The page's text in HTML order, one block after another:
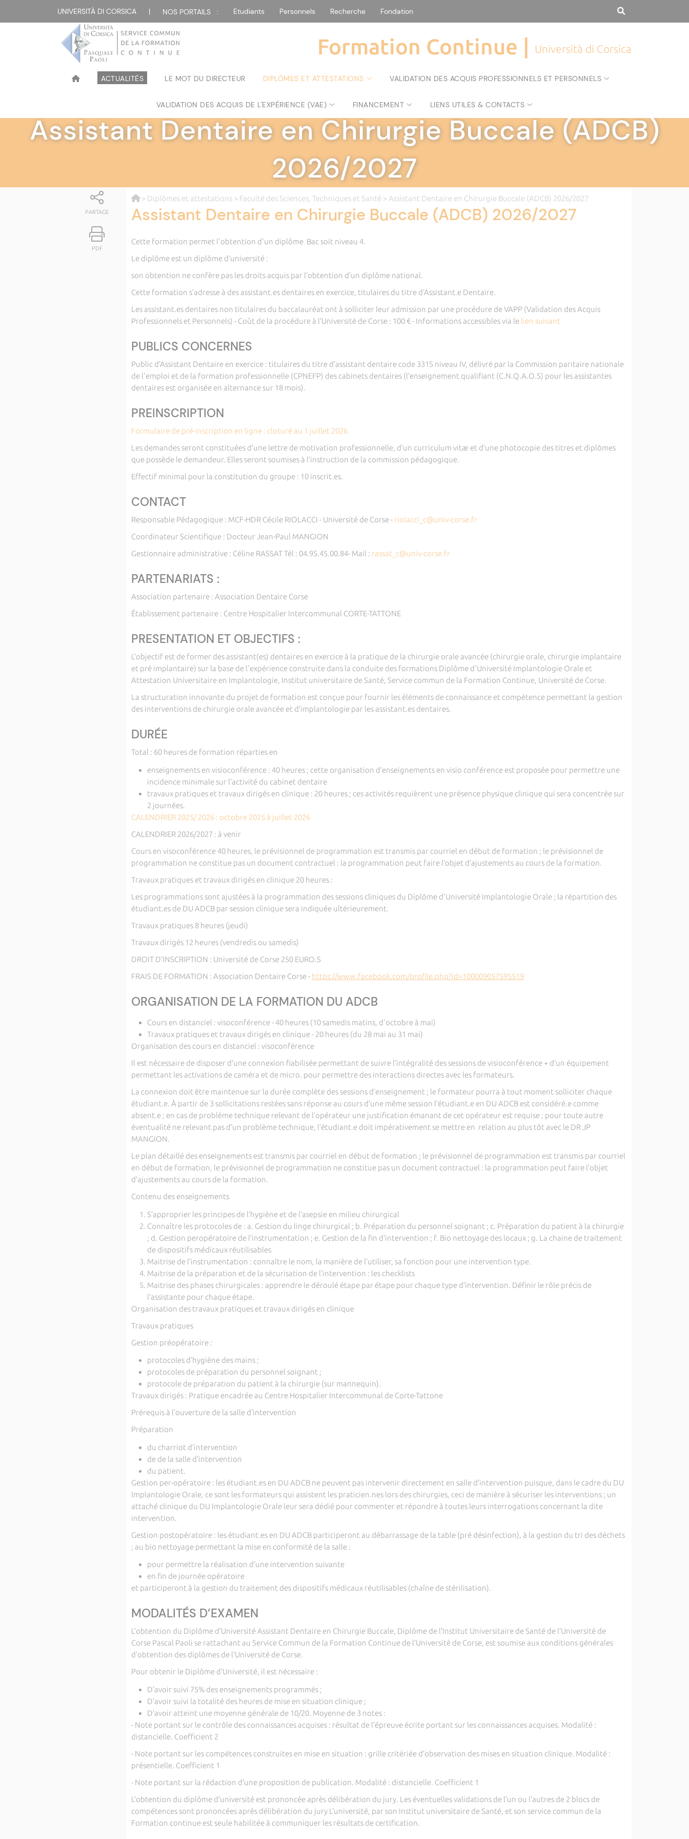
UNIVERSITÀ DI CORSICA | NOS PORTAILS : Etudiants Personnels Recherche Fondation
Formation Continue | Università di Corsica
ACTUALITÉS LE MOT DU DIRECTEUR DIPLÔMES ET ATTESTATIONS VALIDATION DES ACQUIS PROFESSIONNELS ET PERSONNELS
VALIDATION DES ACQUIS DE L'EXPÉRIENCE (VAE) FINANCEMENT LIENS UTILES & CONTACTS
FORMATION CONTINUE|
Assistant Dentaire en Chirurgie Buccale (ADCB)
2026/2027
PARTAGE
PDF
> Diplômes et attestations > Faculté des Sciences, Techniques et Santé > Assistant Dentaire en Chirurgie Buccale (ADCB) 2026/2027
Assistant Dentaire en Chirurgie Buccale (ADCB) 2026/2027
Cette formation permet l'obtention d'un diplôme Bac soit niveau 4.
Le diplôme est un diplôme d’université :
son obtention ne confère pas les droits acquis par l’obtention d’un diplôme national.
Cette formation s’adresse à des assistant.es dentaires en exercice, titulaires du titre d’Assistant.e Dentaire.
Les assistant.es dentaires non titulaires du baccalauréat ont à solliciter leur admission par une procédure de VAPP (Validation des Acquis
Professionnels et Personnels) - Coût de la procédure à l’Université de Corse : 100 € - Informations accessibles via le lien suivant
PUBLICS CONCERNES
Public d’Assistant Dentaire en exercice : titulaires du titre d’assistant dentaire code 331S niveau IV, délivré par la Commission paritaire nationale
de l'emploi et de la formation professionnelle (CPNEFP) des cabinets dentaires (l’enseignement qualifiant (C.N.Q.A.O.S) pour les assistantes
dentaires est organisée en alternance sur 18 mois).
PREINSCRIPTION
Formulaire de pré-inscription en ligne : cloturé au 1 juillet 2026
Les demandes seront constituées d’une lettre de motivation professionnelle, d’un curriculum vitæ et d’une photocopie des titres et diplômes
que possède le demandeur. Elles seront soumises à l’instruction de la commission pédagogique.
Effectif minimal pour la constitution du groupe : 10 inscrit.es.
CONTACT
Responsable Pédagogique : MCF-HDR Cécile RIOLACCI - Université de Corse - riolacci_c@univ-corse.fr
Coordinateur Scientifique : Docteur Jean-Paul MANGION
Gestionnaire administrative : Céline RASSAT Tél : 04.95.45.00.84- Mail : rassat_c@univ-corse.fr
PARTENARIATS :
Association partenaire : Association Dentaire Corse
Établissement partenaire : Centre Hospitalier Intercommunal CORTE-TATTONE
PRESENTATION ET OBJECTIFS :
L’objectif est de former des assistant(es) dentaires en exercice à la pratique de la chirurgie orale avancée (chirurgie orale, chirurgie implantaire
et pré implantaire) sur la base de l'expérience construite dans la conduite des formations Diplôme d'Université Implantologie Orale et
Attestation Universitaire en Implantologie, Institut universitaire de Santé, Service commun de la Formation Continue, Université de Corse.
La structuration innovante du projet de formation est conçue pour fournir les éléments de connaissance et compétence permettant la gestion
des interventions de chirurgie orale avancée et d’implantologie par les assistant.es dentaires.
DURÉE
Total : 60 heures de formation réparties en
enseignements en visioconférence : 40 heures ; cette organisation d’enseignements en visio conférence est proposée pour permettre une
incidence minimale sur l’activité du cabinet dentaire
travaux pratiques et travaux dirigés en clinique : 20 heures ; ces activités requièrent une présence physique clinique qui sera concentrée sur
2 journées.
CALENDRIER 2025/ 2026 : octobre 2025 à juillet 2026
CALENDRIER 2026/2027 : à venir
Cours en visoconférence 40 heures, le prévisionnel de programmation est transmis par courriel en début de formation ; le prévisionnel de
programmation ne constitue pas un document contractuel : la programmation peut faire l’objet d’ajustements au cours de la formation.
Travaux pratiques et travaux dirigés en clinique 20 heures :
Les programmations sont ajustées à la programmation des sessions cliniques du Diplôme d'Université Implantologie Orale ; la répartition des
étudiant.es de DU ADCB par session clinique sera indiquée ultérieurement.
Travaux pratiques 8 heures (jeudi)
Travaux dirigés 12 heures (vendredis ou samedis)
DROIT D’INSCRIPTION : Université de Corse 250 EURO.S
FRAIS DE FORMATION : Association Dentaire Corse - https://www.facebook.com/profile.php?id=100009057595519
ORGANISATION DE LA FORMATION DU ADCB
Cours en distanciel : visoconférence - 40 heures (10 samedis matins, d'octobre à mai)
Travaux pratiques et travaux dirigés en clinique - 20 heures (du 28 mai au 31 mai)
Organisation des cours en distanciel : visoconférence
Il est nécessaire de disposer d’une connexion fiabilisée permettant de suivre l’intégralité des sessions de visioconférence + d’un équipement
permettant les activations de caméra et de micro. pour permettre des interactions directes avec les formateurs.
La connexion doit être maintenue sur la durée complète des sessions d’enseignement ; le formateur pourra à tout moment solliciter chaque
étudiant.e. À partir de 3 sollicitations restées sans réponse au cours d’une même session l’étudiant.e en DU ADCB est considéré.e comme
absent.e ; en cas de problème technique relevant de l’opérateur une justification émanant de cet opérateur est requise ; pour toute autre
éventualité ne relevant pas d’un problème technique, l’étudiant.e doit impérativement se mettre en relation au plus tôt avec le DR JP
MANGION.
Le plan détaillé des enseignements est transmis par courriel en début de formation ; le prévisionnel de programmation est transmis par courriel
en début de formation, le prévisionnel de programmation ne constitue pas un document contractuel : la programmation peut faire l’objet
d’ajustements au cours de la formation.
Contenu des enseignements
S’approprier les principes de l’hygiène et de l’asepsie en milieu chirurgical
Connaître les protocoles de : a. Gestion du linge chirurgical ; b. Préparation du personnel soignant ; c. Préparation du patient à la chirurgie
; d. Gestion peropératoire de l’instrumentation ; e. Gestion de la fin d’intervention ; f. Bio nettoyage des locaux ; g. La chaine de traitement
de dispositifs médicaux réutilisables
Maitrise de l’instrumentation : connaître le nom, la manière de l’utiliser, sa fonction pour une intervention type.
Maitrise de la préparation et de la sécurisation de l’intervention : les checklists
Maitrise des phases chirurgicales : apprendre le déroulé étape par étape pour chaque type d’intervention. Définir le rôle précis de
l’assistante pour chaque étape.
Organisation des travaux pratiques et travaux dirigés en clinique
Travaux pratiques
Gestion préopératoire :
protocoles d’hygiène des mains ;
protocoles de préparation du personnel soignant ;
protocole de préparation du patient à la chirurgie (sur mannequin).
Travaux dirigés : Pratique encadrée au Centre Hospitalier Intercommunal de Corte-Tattone
Prérequis à l’ouverture de la salle d’intervention
Préparation
du charriot d’intervention
de de la salle d’intervention
du patient.
Gestion per-opératoire : les étudiant.es en DU ADCB ne peuvent pas intervenir directement en salle d’intervention puisque, dans le cadre du DU
Implantologie Orale, ce sont les formateurs qui assistent les praticien.nes lors des chirurgies, ceci de manière à sécuriser les interventions ; un
attaché clinique du DU Implantologie Orale leur sera dédié pour commenter et répondre à toutes leurs interrogations concernant la dite
intervention.
Gestion postopératoire : les étudiant.es en DU ADCB participeront au débarrassage de la table (pré désinfection), à la gestion du tri des déchets
; au bio nettoyage permettant la mise en conformité de la salle :
pour permettre la réalisation d’une intervention suivante
en fin de journée opératoire
et participeront à la gestion du traitement des dispositifs médicaux réutilisables (chaîne de stérilisation).
MODALITÉS D’EXAMEN
L’obtention du Diplôme d’Université Assistant Dentaire en Chirurgie Buccale, Diplôme de l’Institut Universitaire de Santé de l’Université de
Corse Pascal Paoli se rattachant au Service Commun de la Formation Continue de l’Université de Corse, est soumise aux conditions générales
d’obtention des diplômes de l’Université de Corse.
Pour obtenir le Diplôme d’Université, il est nécessaire :
D’avoir suivi 75% des enseignements programmés ;
D’avoir suivi la totalité des heures de mise en situation clinique ;
D’avoir atteint une moyenne générale de 10/20. Moyenne de 3 notes :
- Note portant sur le contrôle des connaissances acquises : résultat de l’épreuve écrite portant sur les connaissances acquises. Modalité :
distancielle. Coefficient 2
- Note portant sur les compétences construites en mise en situation : grille critériée d’observation des mises en situation clinique. Modalité :
présentielle. Coefficient 1
- Note portant sur la rédaction d’une proposition de publication. Modalité : distancielle. Coefficient 1
L’obtention du diplôme d’université est prononcée après délibération du jury. Les éventuelles validations de l’un ou l’autres de 2 blocs de
compétences sont prononcées après délibération du jury L’université, par son Institut universitaire de Santé, et son service commun de la
Formation continue est seule habilitée à communiquer les résultats de certification.